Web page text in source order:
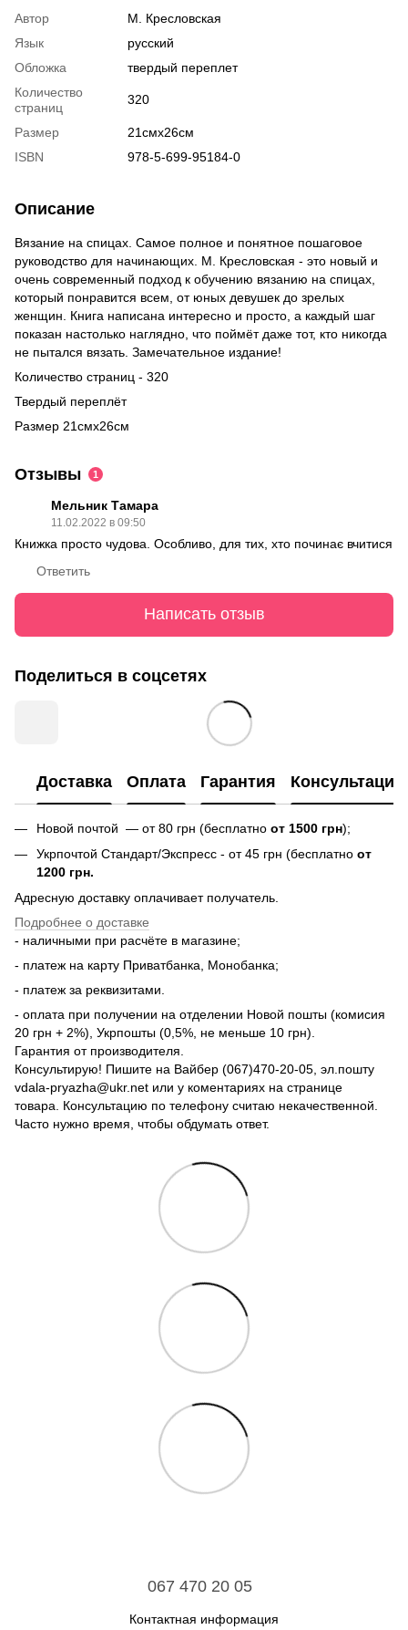
Автор
М. Кресловская
Язык
русский
Обложка
твердый переплет
Количество
страниц
320
Размер
21смх26см
ISBN
978-5-699-95184-0
Описание
Вязание на спицах. Самое полное и понятное пошаговое
руководство для начинающих. М. Кресловская - это новый и
очень современный подход к обучению вязанию на спицах,
который понравится всем, от юных девушек до зрелых
женщин. Книга написана интересно и просто, а каждый шаг
показан настолько наглядно, что поймёт даже тот, кто никогда
не пытался вязать. Замечательное издание!
Количество страниц - 320
Твердый переплёт
Размер 21смх26см
Отзывы 1
Мельник Тамара
11.02.2022 в 09:50
Книжка просто чудова. Особливо, для тих, хто починає вчитися
Ответить
Написать отзыв
Поделиться в соцсетях
Доставка Оплата Гарантия Консультация
Новой почтой — от 80 грн (бесплатно от 1500 грн);
Укрпочтой Стандарт/Экспресс - от 45 грн (бесплатно от
1200 грн.
Адресную доставку оплачивает получатель.
Подробнее о доставке
- наличными при расчёте в магазине;
- платеж на карту Приватбанка, Монобанка;
- платеж за реквизитами.
- оплата при получении на отделении Новой пошты (комисия
20 грн + 2%), Укрпошты (0,5%, не меньше 10 грн).
Гарантия от производителя.
Консультирую! Пишите на Вайбер (067)470-20-05, эл.пошту
vdala-pryazha@ukr.net или у коментариях на странице
товара. Консультацию по телефону считаю некачественной.
Часто нужно время, чтобы обдумать ответ.
067 470 20 05
Контактная информация